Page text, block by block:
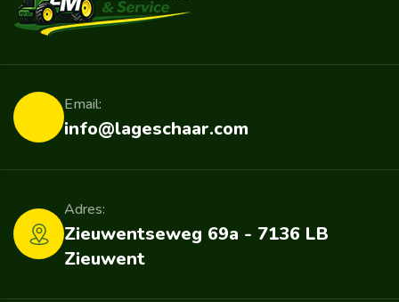
info@lageschaar.com
Email:
Zieuwentseweg 69a - 7136 LB
Zieuwent
Adres: